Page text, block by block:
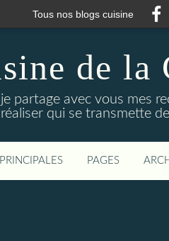
Tous nos blogs cuisine
de la
partage avec vous mes
qui se transmette
PAGES